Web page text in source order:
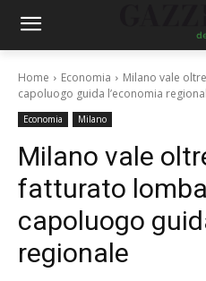
Home Economia
Milano vale
capoluogo guida l’economia
Economia Milano
Milano vale
fatturato
capoluogo
regionale